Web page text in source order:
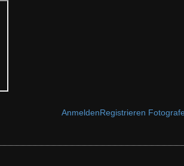
Anmelden Registrieren